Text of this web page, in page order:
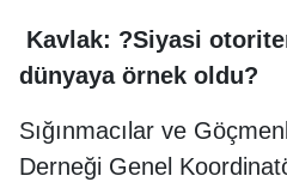
Kavlak: ?Siyasi
dünyaya örnek oldu?
Sığınmacılar ve
Derneği Genel